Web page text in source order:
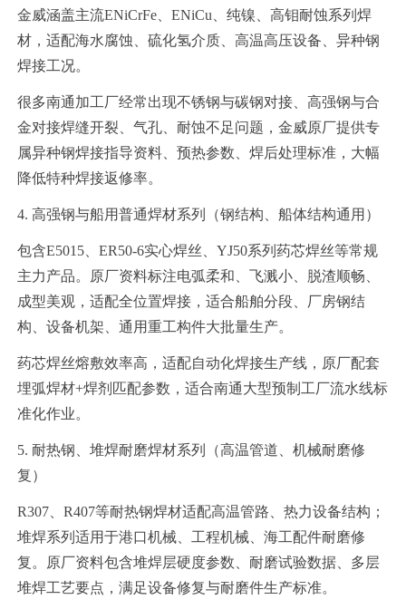
金威涵盖主流ENiCrFe、ENiCu、纯镍、高钼耐蚀系列焊
材，适配海水腐蚀、硫化氢介质、高温高压设备、异种钢
焊接工况。
很多南通加工厂经常出现不锈钢与碳钢对接、高强钢与合
金对接焊缝开裂、气孔、耐蚀不足问题，金威原厂提供专
属异种钢焊接指导资料、预热参数、焊后处理标准，大幅
降低特种焊接返修率。
4. 高强钢与船用普通焊材系列（钢结构、船体结构通用）
包含E5015、ER50-6实心焊丝、YJ50系列药芯焊丝等常规
主力产品。原厂资料标注电弧柔和、飞溅小、脱渣顺畅、
成型美观，适配全位置焊接，适合船舶分段、厂房钢结
构、设备机架、通用重工构件大批量生产。
药芯焊丝熔敷效率高，适配自动化焊接生产线，原厂配套
埋弧焊材+焊剂匹配参数，适合南通大型预制工厂流水线标
准化作业。
5. 耐热钢、堆焊耐磨焊材系列（高温管道、机械耐磨修
复）
R307、R407等耐热钢焊材适配高温管路、热力设备结构；
堆焊系列适用于港口机械、工程机械、海工配件耐磨修
复。原厂资料包含堆焊层硬度参数、耐磨试验数据、多层
堆焊工艺要点，满足设备修复与耐磨件生产标准。